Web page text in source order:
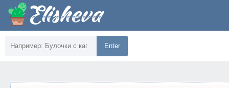
Enter